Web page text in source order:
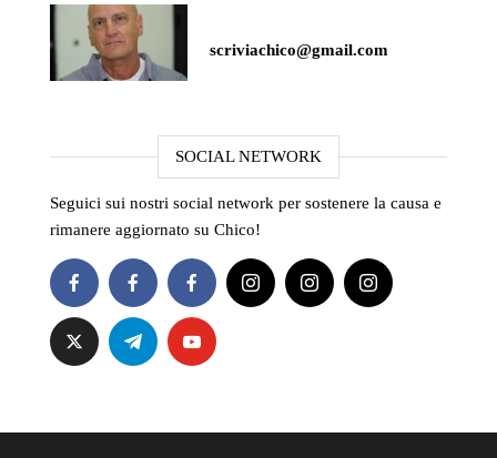
scriviachico@gmail.com
SOCIAL NETWORK
Seguici sui nostri social network per sostenere la causa e
rimanere aggiornato su Chico!